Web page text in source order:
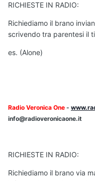
RICHIESTE IN RADIO:
Richiediamo il brano
scrivendo tra parentesi il
es. (Alone)
Radio Veronica One -
info@radioveronicaone.it
RICHIESTE IN RADIO:
Richiediamo il brano via